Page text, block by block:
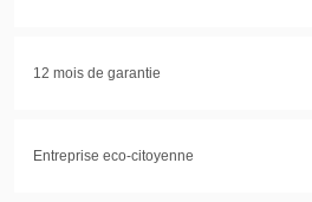
12 mois de garantie
Entreprise eco-citoyenne